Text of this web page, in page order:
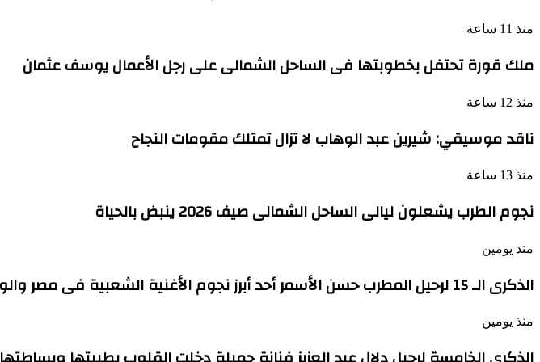
منذ 11 ساعة
ملك قورة تحتفل بخطوبتها فى الساحل الشمالى على رجل الأعمال يوسف عثمان
منذ 12 ساعة
ناقد موسيقي: شيرين عبد الوهاب لا تزال تمتلك مقومات النجاح
منذ 13 ساعة
نجوم الطرب يشعلون ليالى الساحل الشمالى صيف 2026 ينبض بالحياة
منذ يومين
الذكرى الـ 15 لرحيل المطرب حسن الأسمر أحد أبرز نجوم الأغنية الشعبية فى مصر والوطن العربى
منذ يومين